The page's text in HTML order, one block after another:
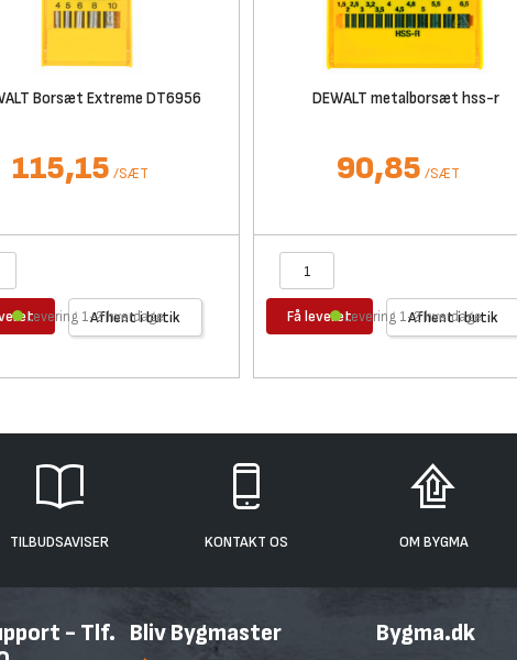
Borsæt Extreme DT6956
115,15 /SÆT
Afhent i butik
Levering 1-2 hverdage
DEWALT metalborsæt hss-r
90,85 /SÆT
Få leveret Afhent i butik
Levering 1-2 hverdage
TILBUDSAVISER KONTAKT OS OM BYGMA
- Tlf. Bliv Bygmaster Bygma.dk